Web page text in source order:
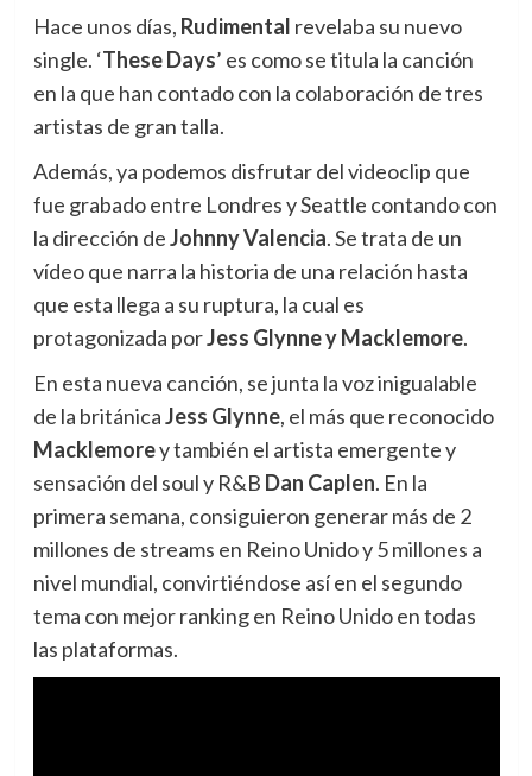
Hace unos días, Rudimental revelaba su nuevo
single. ‘These Days’ es como se titula la canción
en la que han contado con la colaboración de tres
artistas de gran talla.
Además, ya podemos disfrutar del videoclip que
fue grabado entre Londres y Seattle contando con
la dirección deJohnny Valencia. Se trata de un
vídeo que narra la historia de una relación hasta
que esta llega a su ruptura, la cual es
protagonizada porJess Glynne y Macklemore.
En esta nueva canción, se junta la voz inigualable
de la británicaJess Glynne, el más que reconocido
Macklemorey también el artista emergente y
sensación del soul y R&B Dan Caplen. En la
primera semana, consiguieron generar más de 2
millones de streams en Reino Unido y 5 millones a
nivel mundial, convirtiéndose así en el segundo
tema con mejor ranking en Reino Unido en todas
las plataformas.